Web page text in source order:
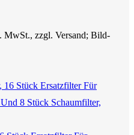
MwSt., zzgl. Versand; Bild-